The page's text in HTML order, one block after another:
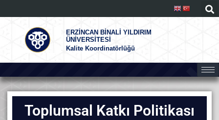
ERZİNCAN BİNALİ YILDIRIM
ÜNİVERSİTESİ
Kalite Koordinatörlüğü
Toplumsal Katkı Politikası